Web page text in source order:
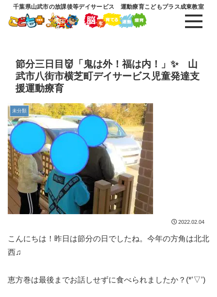
千葉県山武市の放課後等デイサービス 運動療育こどもプラス成東教室
節分三日目👹「鬼は外！福は内！」✨ 山
武市八街市横芝町デイサービス児童発達支
援運動療育
未分類
2022.02.04
こんにちは！昨日は節分の日でしたね。今年の方角は北北
西♫
恵方巻は最後までお話しせずに食べられましたか？(*’▽’)